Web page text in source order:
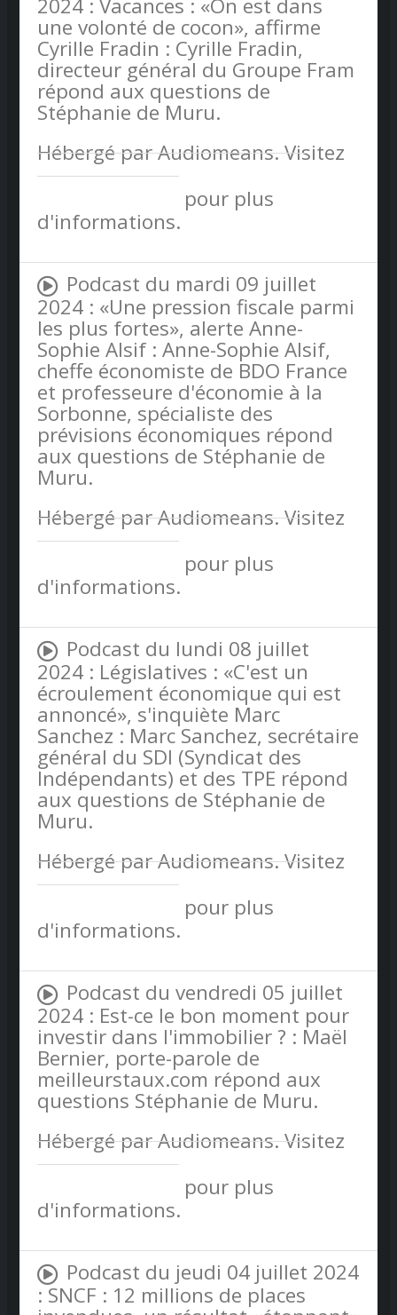
2024 : Vacances : «On est dans
une volonté de cocon», affirme
Cyrille Fradin : Cyrille Fradin,
directeur général du Groupe Fram
répond aux questions de
Stéphanie de Muru.
Hébergé par Audiomeans. Visitez
audiomeans.fr/politique-de-
pour plus
d'informations.
Podcast du mardi 09 juillet
2024 : «Une pression fiscale parmi
les plus fortes», alerte Anne-
Sophie Alsif : Anne-Sophie Alsif,
cheffe économiste de BDO France
et professeure d'économie à la
Sorbonne, spécialiste des
prévisions économiques répond
aux questions de Stéphanie de
Muru.
Hébergé par Audiomeans. Visitez
audiomeans.fr/politique-de-
pour plus
d'informations.
Podcast du lundi 08 juillet
2024 : Législatives : «C'est un
écroulement économique qui est
annoncé», s'inquiète Marc
Sanchez : Marc Sanchez, secrétaire
général du SDI (Syndicat des
Indépendants) et des TPE répond
aux questions de Stéphanie de
Muru.
Hébergé par Audiomeans. Visitez
audiomeans.fr/politique-de-
pour plus
d'informations.
Podcast du vendredi 05 juillet
2024 : Est-ce le bon moment pour
investir dans l'immobilier ? : Maël
Bernier, porte-parole de
meilleurstaux.com répond aux
questions Stéphanie de Muru.
Hébergé par Audiomeans. Visitez
audiomeans.fr/politique-de-
pour plus
d'informations.
Podcast du jeudi 04 juillet 2024
: SNCF : 12 millions de places